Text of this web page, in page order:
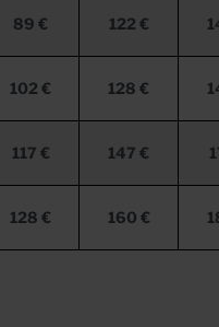
89 € 122 €
102 € 128 €
117 € 147 €
128 € 160 €